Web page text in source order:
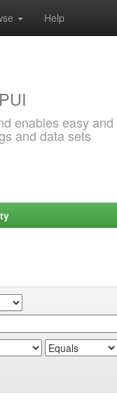
Help
enables easy
and data sets